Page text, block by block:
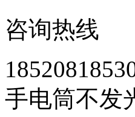
咨询热线
手电筒不发